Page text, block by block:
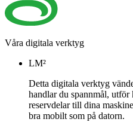
Våra digitala verktyg
LM²
Detta digitala verktyg
handlar du spannmål, utför
reservdelar till dina
bra mobilt som på datorn.